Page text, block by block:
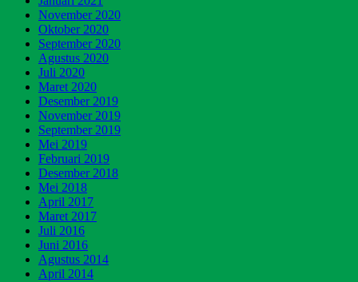
November 2020
Oktober 2020
September 2020
Agustus 2020
Juli 2020
Maret 2020
Desember 2019
November 2019
September 2019
Mei 2019
Februari 2019
Desember 2018
Mei 2018
April 2017
Maret 2017
Juli 2016
Juni 2016
Agustus 2014
April 2014